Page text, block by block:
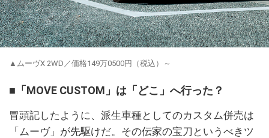
▲ムーヴX 2WD／価格149万0500円（税込）～
■「MOVE CUSTOM」は「どこ」へ行った？
冒頭記したように、派生車種としてのカスタム併売は
「ムーヴ」が先駆けだ。その伝家の宝刀というべきツ